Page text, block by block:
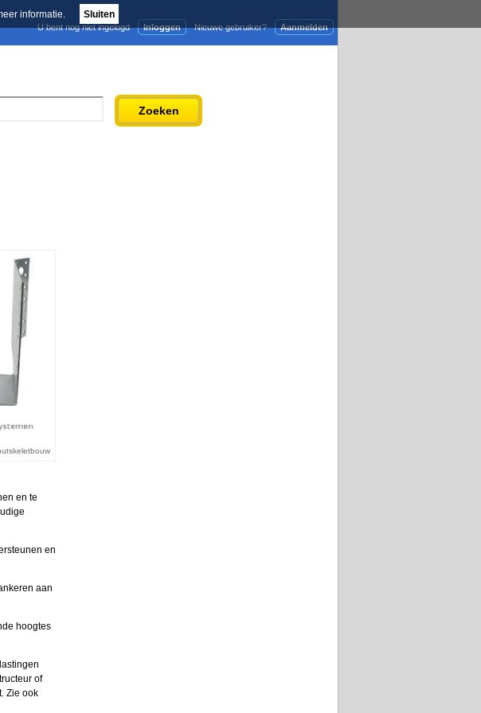
informatie. Sluiten
Aanmelden
Nieuwe gebruiker?
Inloggen
U bent nog niet ingelogd
Zoeken
en te
en
aan
hoogtes
of
Zie ook